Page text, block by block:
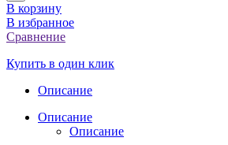
В корзину
В избранное
Сравнение
Купить в один клик
Описание
Описание
Описание